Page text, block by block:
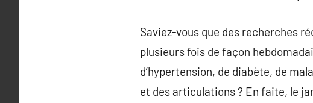
Saviez-vous que des recherches
plusieurs fois de façon
d’hypertension, de diabète, de
et des articulations ? En faite, le